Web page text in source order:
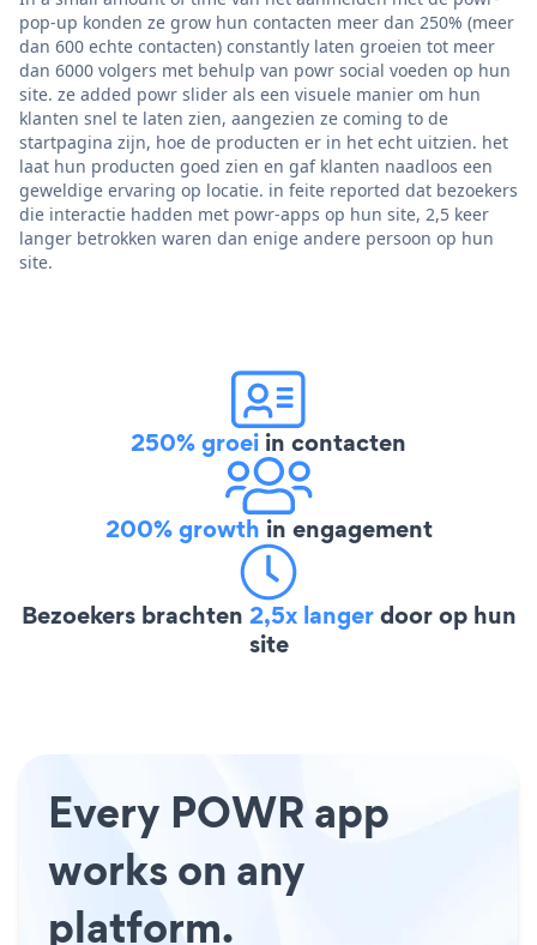
pop-up konden ze grow hun contacten meer dan 250% (meer
dan 600 echte contacten) constantly laten groeien tot meer
dan 6000 volgers met behulp van powr social voeden op hun
site. ze added powr slider als een visuele manier om hun
klanten snel te laten zien, aangezien ze coming to de
startpagina zijn, hoe de producten er in het echt uitzien. het
laat hun producten goed zien en gaf klanten naadloos een
geweldige ervaring op locatie. in feite reported dat bezoekers
die interactie hadden met powr-apps op hun site, 2,5 keer
langer betrokken waren dan enige andere persoon op hun
site.
250% groei in contacten
200% growth in engagement
Bezoekers brachten 2,5x langerdoor op hun
site
Every POWR app
works on any
platform.